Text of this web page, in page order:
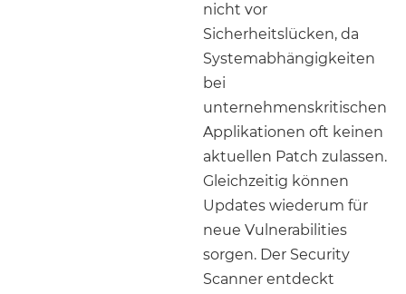
nicht vor
Sicherheitslücken, da
Systemabhängigkeiten
bei
unternehmenskritischen
Applikationen oft keinen
aktuellen Patch zulassen.
Gleichzeitig können
Updates wiederum für
neue Vulnerabilities
sorgen. Der Security
Scanner entdeckt